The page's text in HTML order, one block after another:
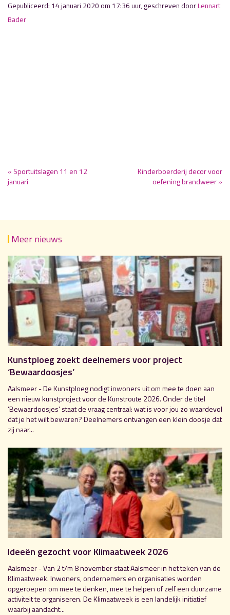
Sportuitslagen 11 en 12 januari
12 januari 2020
Gepubliceerd: 14 januari 2020 om 17:36 uur, geschreven doorLennart
Bader
« Sportuitslagen 11 en 12
januari
Kinderboerderij decor voor
oefening brandweer »
Meer nieuws
Kunstploeg zoekt deelnemers voor project
‘Bewaardoosjes’
Aalsmeer - De Kunstploeg nodigt inwoners uit om mee te doen aan
een nieuw kunstproject voor de Kunstroute 2026. Onder de titel
‘Bewaardoosjes' staat de vraag centraal: wat is voor jou zo waardevol
dat je het wilt bewaren? Deelnemers ontvangen een klein doosje dat
zij naar...
Ideeën gezocht voor Klimaatweek 2026
Aalsmeer - Van 2 t/m 8 november staat Aalsmeer in het teken van de
Klimaatweek. Inwoners, ondernemers en organisaties worden
opgeroepen om mee te denken, mee te helpen of zelf een duurzame
activiteit te organiseren. De Klimaatweek is een landelijk initiatief
waarbij aandacht...